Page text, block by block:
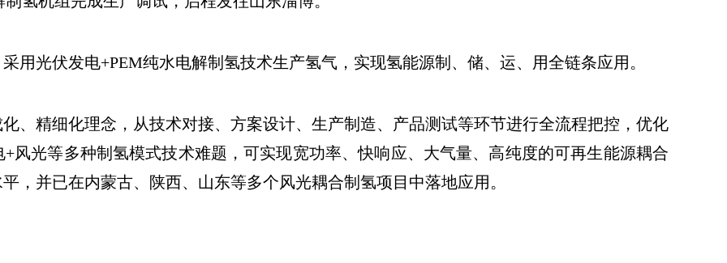
用光伏发电+PEM纯水电解制氢技术生产氢气，实现氢能源制、储、运、用全链条应用。
、精细化理念，从技术对接、方案设计、生产制造、产品测试等环节进行全流程把控，优化
风光等多种制氢模式技术难题，可实现宽功率、快响应、大气量、高纯度的可再生能源耦合
，并已在内蒙古、陕西、山东等多个风光耦合制氢项目中落地应用。